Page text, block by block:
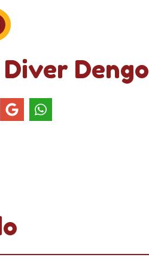
Dengo